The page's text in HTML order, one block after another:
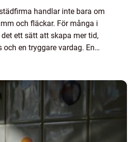
handlar inte bara om
och fläckar. För många i
ett sätt att skapa mer tid,
och en tryggare vardag. En